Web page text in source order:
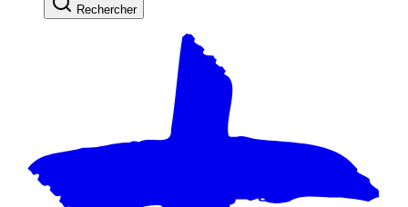
Rechercher